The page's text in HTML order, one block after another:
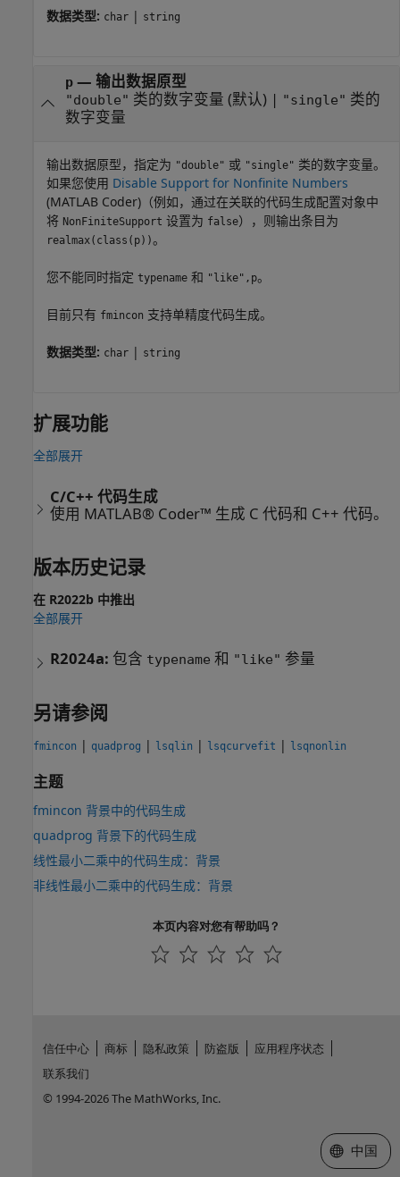
数据类型: char | string
p— 输出数据原型
"double" 类的数字变量 (默认) | "single" 类的
数字变量
输出数据原型，指定为 "double" 或 "single" 类的数字变量。
如果您使用 Disable Support for Nonfinite Numbers
(MATLAB Coder) （例如，通过在关联的代码生成配置对象中
将 NonFiniteSupport 设置为 false），则输出条目为
realmax(class(p))。
您不能同时指定 typename 和 "like",p。
目前只有 fmincon 支持单精度代码生成。
数据类型: char | string
扩展功能
全部展开
C/C++ 代码生成
使用 MATLAB® Coder™ 生成 C 代码和 C++ 代码。
版本历史记录
在 R2022b 中推出
全部展开
R2024a: 包含 typename 和 "like" 参量
另请参阅
fmincon | quadprog | lsqlin | lsqcurvefit | lsqnonlin
主题
fmincon 背景中的代码生成
quadprog 背景下的代码生成
线性最小二乘中的代码生成：背景
非线性最小二乘中的代码生成：背景
本页内容对您有帮助吗？
信任中心 商标 隐私政策 防盗版
应用程序状态
联系我们
© 1994-2026 The MathWorks, Inc.
选择网站
中国